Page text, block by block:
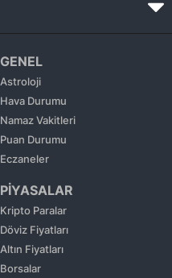
Erzurum
Eskişehir
Gaziantep
Giresun
Gümüşhane
Hatay
Isparta
GENEL
Astroloji
Hava Durumu
Namaz Vakitleri
Puan Durumu
Eczaneler
PİYASALAR
Kripto Paralar
Döviz Fiyatları
Altın Fiyatları
Borsalar